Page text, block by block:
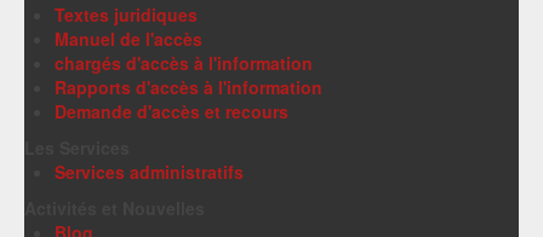
Textes juridiques
Manuel de l'accès
chargés d'accès à l'information
Rapports d'accès à l'information
Demande d'accès et recours
Services administratifs
Blog